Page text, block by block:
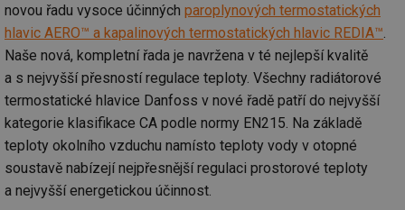
novou řadu vysoce účinných paroplynových termostatických
hlavic AERO™ a kapalinových termostatických hlavic REDIA™.
Naše nová, kompletní řada je navržena v té nejlepší kvalitě
a s nejvyšší přesností regulace teploty. Všechny radiátorové
termostatické hlavice Danfoss v nové řadě patří do nejvyšší
kategorie klasifikace CA podle normy EN215. Na základě
teploty okolního vzduchu namísto teploty vody v otopné
soustavě nabízejí nejpřesnější regulaci prostorové teploty
a nejvyšší energetickou účinnost.